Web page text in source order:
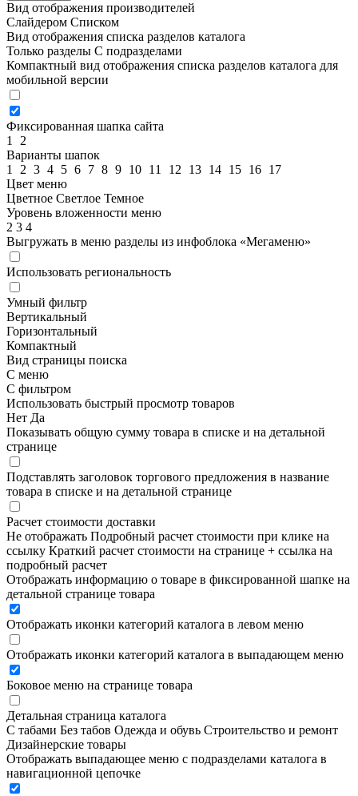
Вид отображения производителей
Слайдером Списком
Вид отображения списка разделов каталога
Только разделы С подразделами
Компактный вид отображения списка разделов каталога для
мобильной версии
Фиксированная шапка сайта
1
2
Варианты шапок
1
2 3 4 5 6 7 8 9 10 11 12 13 14 15 16 17
Цвет меню
Цветное Светлое Темное
Уровень вложенности меню
2 3 4
Выгружать в меню разделы из инфоблока «Мегаменю»
Использовать региональность
Умный фильтр
Вертикальный
Горизонтальный
Компактный
Вид страницы поиска
С меню
С фильтром
Использовать быстрый просмотр товаров
Нет Да
Показывать общую сумму товара в списке и на детальной
странице
Подставлять заголовок торгового предложения в название
товара в списке и на детальной странице
Расчет стоимости доставки
Не отображать Подробный расчет стоимости при клике на
ссылку Краткий расчет стоимости на странице + ссылка на
подробный расчет
Отображать информацию о товаре в фиксированной шапке на
детальной странице товара
Отображать иконки категорий каталога в левом меню
Отображать иконки категорий каталога в выпадающем меню
Боковое меню на странице товара
Детальная страница каталога
С табами Без табов Одежда и обувь Строительство и ремонт
Дизайнерские товары
Отображать выпадающее меню с подразделами каталога в
навигационной цепочке